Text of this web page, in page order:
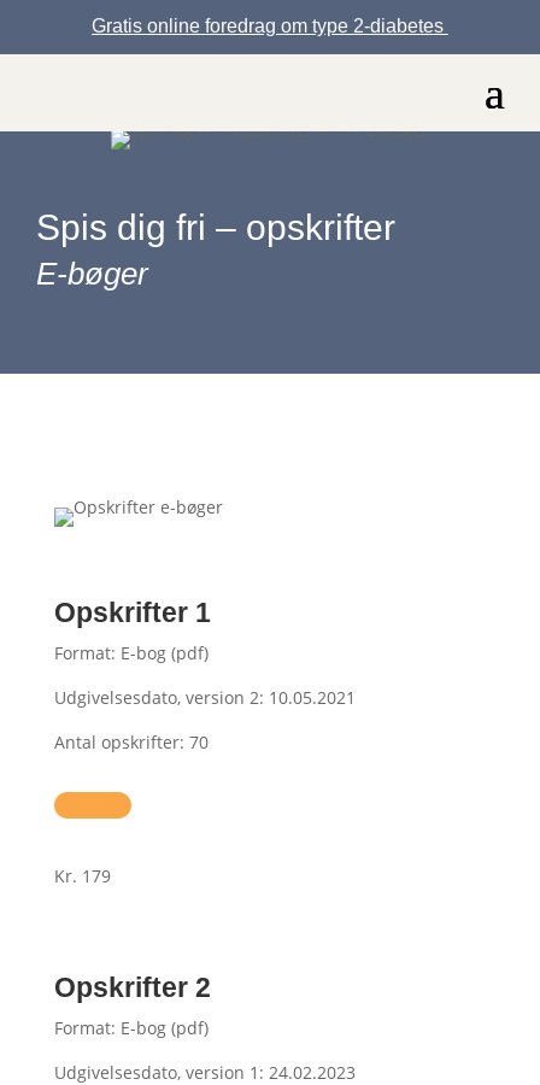
Gratis online foredrag om type 2-diabetes
Spis dig fri – opskrifter
E-bøger
Opskrifter 1
Format: E-bog (pdf)
Udgivelsesdato, version 2: 10.05.2021
Antal opskrifter: 70
Kr. 179
Opskrifter 2
Format: E-bog (pdf)
Udgivelsesdato, version 1: 24.02.2023